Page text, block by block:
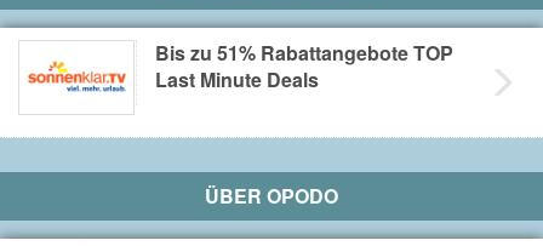
Bis zu 51% Rabattangebote TOP
Last Minute Deals
ÜBER OPODO